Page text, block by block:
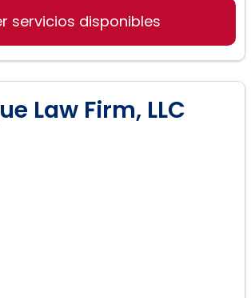
de los Padres
y Manutención de Menores
de Menores y Paternidad
servicios disponibles
Law Firm, LLC